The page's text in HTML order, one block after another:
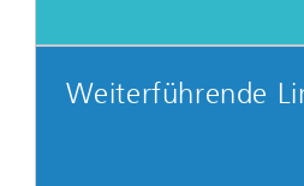
Weiterführende